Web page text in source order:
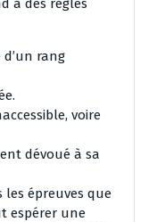
à des règles
rang
voire
dévoué à sa
les épreuves que
espérer une